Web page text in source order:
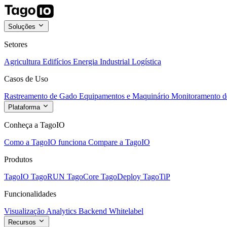
Soluções
Setores
Agricultura Edifícios Energia Industrial Logística
Casos de Uso
Rastreamento de Gado Equipamentos e Maquinário Monitoramento
Plataforma
Conheça a TagoIO
Como a TagoIO funciona Compare a TagoIO
Produtos
TagoIO TagoRUN TagoCore TagoDeploy TagoTiP
Funcionalidades
Visualização Analytics Backend Whitelabel
Recursos